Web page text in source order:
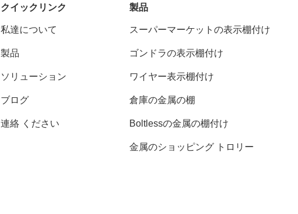
クイックリンク
私達について
製品
ソリューション
ブログ
連絡 ください
製品
スーパーマーケットの表示棚付け
ゴンドラの表示棚付け
ワイヤー表示棚付け
倉庫の金属の棚
Boltlessの金属の棚付け
金属のショッピング トロリー